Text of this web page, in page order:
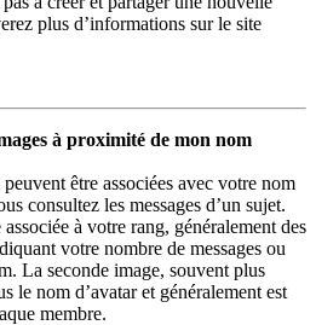
plus d’informations sur le site
à proximité de mon nom
être associées avec votre nom
consultez les messages d’un sujet.
associée à votre rang, généralement des
votre nombre de messages ou
La seconde image, souvent plus
le nom d’avatar et généralement est
membre.